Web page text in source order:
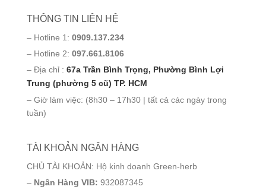
THÔNG TIN LIÊN HỆ
– Hotline 1: 0909.137.234
– Hotline 2: 097.661.8106
– Địa chỉ : 67a Trần Bình Trọng, Phường Bình Lợi
Trung (phường 5 cũ) TP. HCM
– Giờ làm việc: (8h30 – 17h30 | tất cả các ngày trong
tuần)
TÀI KHOẢN NGÂN HÀNG
CHỦ TÀI KHOẢN: Hộ kinh doanh Green-herb
– Ngân Hàng VIB: 932087345